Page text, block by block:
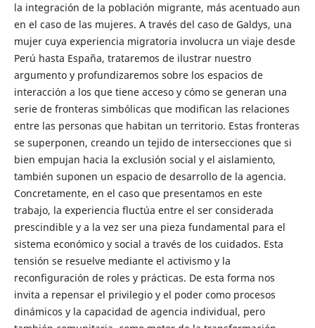
la integración de la población migrante, más acentuado aun
en el caso de las mujeres. A través del caso de Galdys, una
mujer cuya experiencia migratoria involucra un viaje desde
Perú hasta España, trataremos de ilustrar nuestro
argumento y profundizaremos sobre los espacios de
interacción a los que tiene acceso y cómo se generan una
serie de fronteras simbólicas que modifican las relaciones
entre las personas que habitan un territorio. Estas fronteras
se superponen, creando un tejido de intersecciones que si
bien empujan hacia la exclusión social y el aislamiento,
también suponen un espacio de desarrollo de la agencia.
Concretamente, en el caso que presentamos en este
trabajo, la experiencia fluctúa entre el ser considerada
prescindible y a la vez ser una pieza fundamental para el
sistema económico y social a través de los cuidados. Esta
tensión se resuelve mediante el activismo y la
reconfiguración de roles y prácticas. De esta forma nos
invita a repensar el privilegio y el poder como procesos
dinámicos y la capacidad de agencia individual, pero